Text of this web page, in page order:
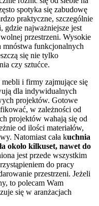
spotyka się zabudowę
praktyczne, szczególnie
gdzie najważniejsze jest
przestrzeni. Wysokie
mnóstwa funkcjonalnych
się nie tylko
czy sztućce.
i firmy zajmujące się
dla indywidualnych
projektów. Gotowe
w zależności od
projektów wahają się od
od ilości materiałów,
Natomiast cała kuchnia
około kilkuset, nawet do
jest przede wszystkim
do pracy
przestrzeni. Jeżeli
to polecam Wam
się w aranżacjach